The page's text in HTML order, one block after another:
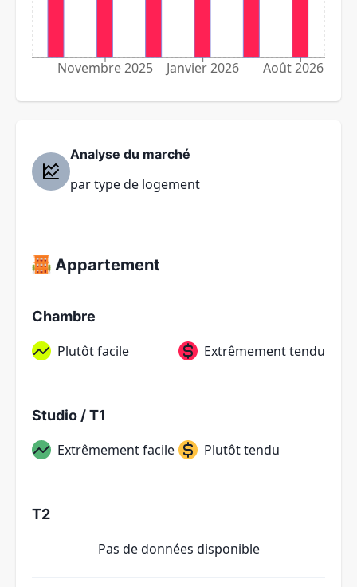
Novembre 2025 Janvier 2026 Août 2026
Analyse du marché
par type de logement
Appartement
Chambre
Plutôt facile Extrêmement tendu
Studio / T1
Extrêmement facile Plutôt tendu
T2
Pas de données disponible